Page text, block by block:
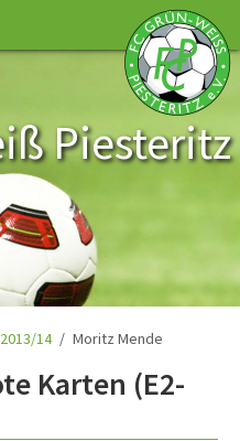
Piesteritz
2013/14 Moritz Mende
Karten (E2-